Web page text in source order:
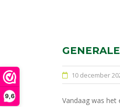
9,6
10 december
Vandaag was het